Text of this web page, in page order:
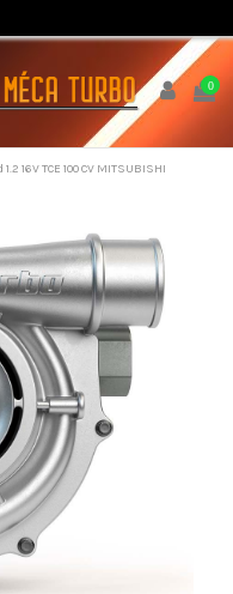
0
16V TCE 100 CV MITSUBISHI